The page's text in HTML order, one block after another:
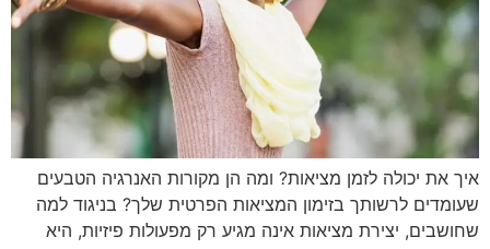
איך את יכולה לזמן מציאות? ומה הן מקורות האנרגיה הטבעים
שעומדים לרשותך בזימון המציאות הפרטית שלך? בניגוד למה
שחושבים, יצירת מציאות אינה מגיע רק מפעולות פיזיות, היא